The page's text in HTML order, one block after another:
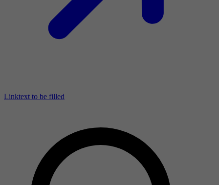
Linktext to be filled